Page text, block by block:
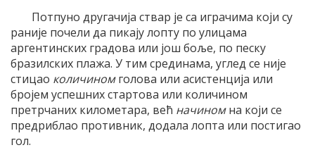
Потпуно другачија ствар је са играчима који су
раније почели да пикају лопту по улицама
аргентинских градова или још боље, по песку
бразилских плажа. У тим срединама, углед се није
стицао количиномголова или асистенција или
бројем успешних стартова или количином
претрчаних километара, већ начиномна који се
предриблао противник, додала лопта или постигао
гол.